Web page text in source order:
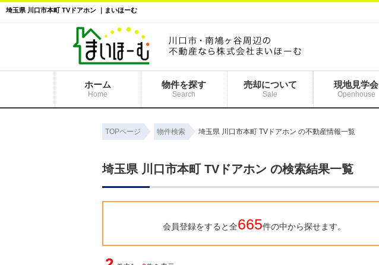
埼玉県 川口市本町 TVドアホン ｜まいほーむ
ホーム
Home
物件を探す
Search
売却について
Sale
現地見学会
Openhouse
TOPページ 物件検索 埼玉県 川口市本町 TVドアホン の不動産情報一覧
埼玉県 川口市本町 TVドアホン の検索結果一覧
会員登録をすると全665件の中から探せます。